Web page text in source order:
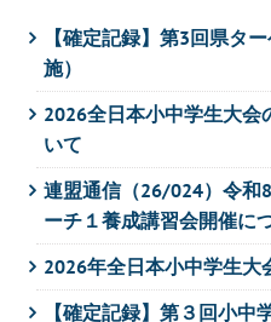
【確定記録】第3回県タ
施）
2026全日本小中学生大会
いて
連盟通信（26/024）令和
ーチ１養成講習会開催に
2026年全日本小中学生大
【確定記録】第３回小中